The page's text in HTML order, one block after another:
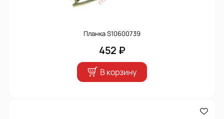
Планка S10600739
452 ₽
В корзину